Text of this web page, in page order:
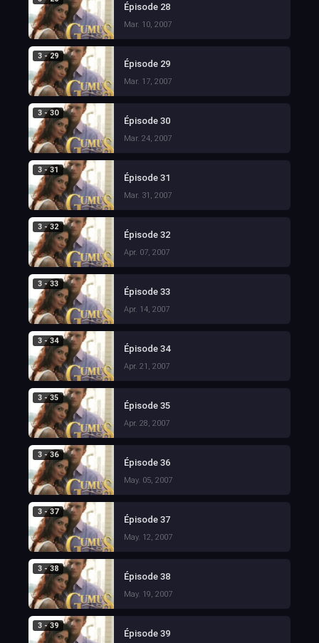
Épisode 28
Mar. 10, 2007
3 - 29
Épisode 29
Mar. 17, 2007
3 - 30
Épisode 30
Mar. 24, 2007
3 - 31
Épisode 31
Mar. 31, 2007
3 - 32
Épisode 32
Apr. 07, 2007
3 - 33
Épisode 33
Apr. 14, 2007
3 - 34
Épisode 34
Apr. 21, 2007
3 - 35
Épisode 35
Apr. 28, 2007
3 - 36
Épisode 36
May. 05, 2007
3 - 37
Épisode 37
May. 12, 2007
3 - 38
Épisode 38
May. 19, 2007
3 - 39
Épisode 39